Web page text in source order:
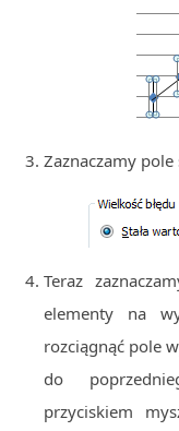
Zaznaczamy pole
Teraz
elementy na
rozciągnąć pole
do
przyciskiem